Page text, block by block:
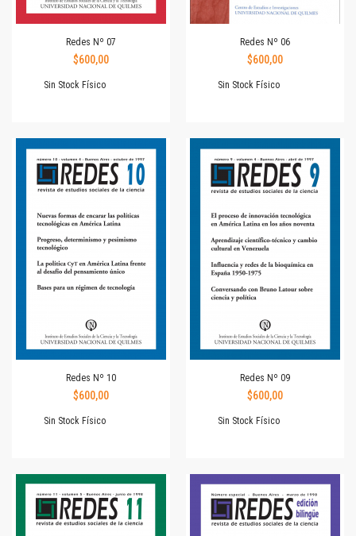
Redes Nº 07
$600,00
Sin Stock Físico
Redes Nº 06
$600,00
Sin Stock Físico
Redes Nº 10
$600,00
Sin Stock Físico
Redes Nº 09
$600,00
Sin Stock Físico